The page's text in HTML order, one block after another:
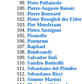
Piero Pollaiuolo
Pierre-Auguste Renoir
Pierre Bonnard
Pieter Brueghel the Elder
Piet Mondriaan
Pietro Annigoni
Pisanello
Pontormo
Raphael
Rembrandt
Salvador Dalì
Sandro Botticelli
Sebastiano del Piombo
Sebastiano Ricci
Simone Martini